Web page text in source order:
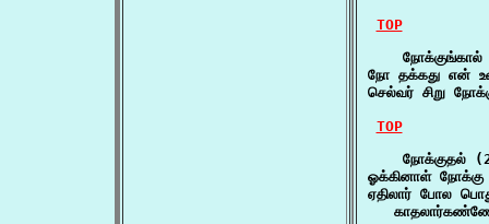
TOP
நோக்குங்கால்
நோ தக்கது என்
செல்வர் சிறு
TOP
நோக்குதல்
ஓக்கினாள்
ஏதிலார் போல